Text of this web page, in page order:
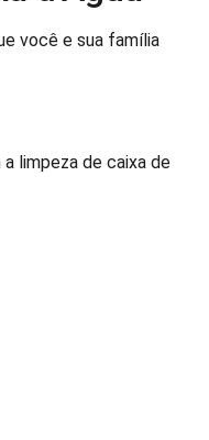
você e sua família
limpeza de caixa de